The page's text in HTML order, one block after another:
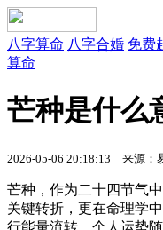
八字算命 八字合婚 免费
算命
芒种是什么
2026-05-06 20:18:13 来源：
芒种，作为二十四节气
关键转折，更在命理学
行能量流转，个人运势